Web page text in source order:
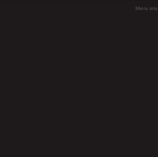
Miera